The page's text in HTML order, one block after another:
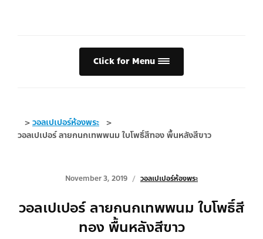
Click for Menu
>วอลเปเปอร์ห้องพระ >
วอลเปเปอร์ ลายกนกเทพพนม ใบโพธิ์สีทอง พื้นหลังสีขาว
November 3, 2019 วอลเปเปอร์ห้องพระ
วอลเปเปอร์ ลายกนกเทพพนม ใบโพธิ์สี
ทอง พื้นหลังสีขาว